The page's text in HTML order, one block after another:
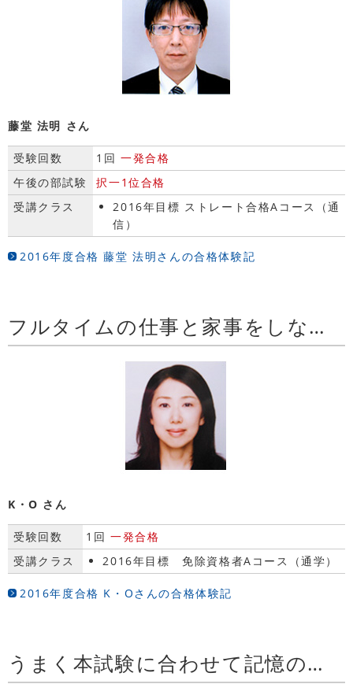
藤堂 法明 さん
受験回数 1回一発合格
午後の部試験
択一1位合格
受講クラス
2016年目標 ストレート合格Aコース（通
信）
2016年度合格 藤堂 法明さんの合格体験記
フルタイムの仕事と家事をしながら合格できたのは、苦しかったけれど先生の指導通りにやりきったからだと思います。
K・O さん
受験回数 1回一発合格
受講クラス
2016年目標 免除資格者Aコース（通学）
2016年度合格 K・Oさんの合格体験記
うまく本試験に合わせて記憶のピークを持っていくことが合格するための一つのポイントではないかと思います。